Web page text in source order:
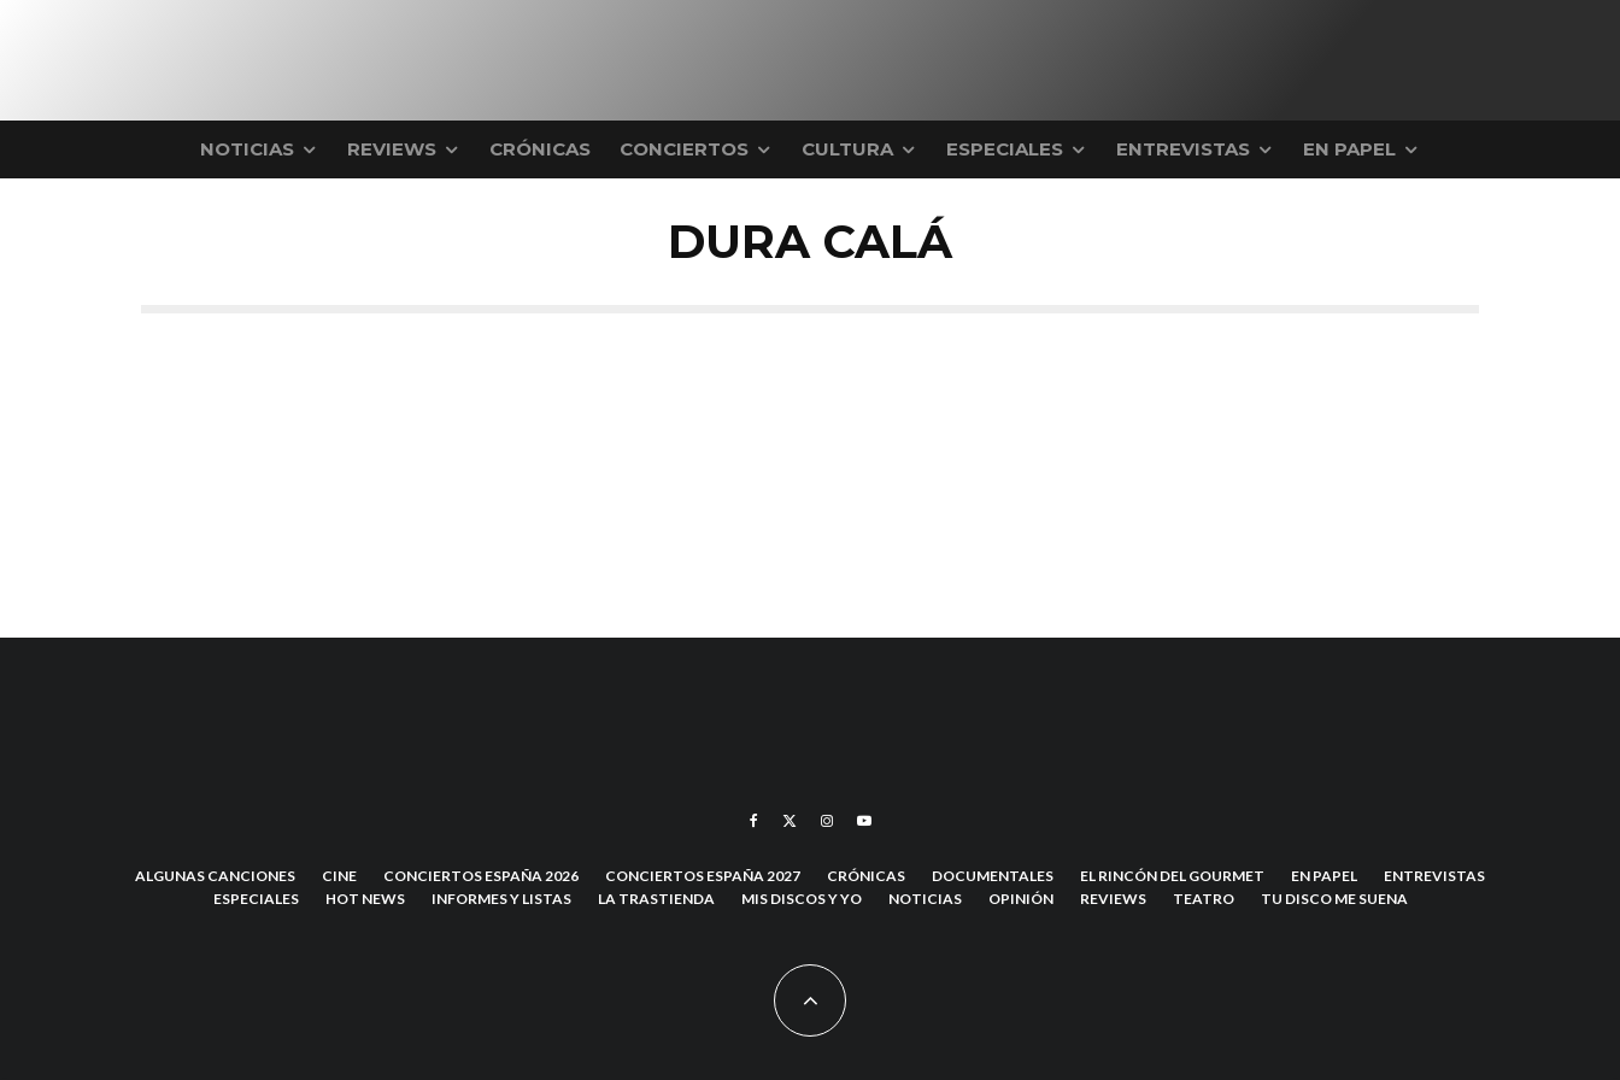
NOTICIAS REVIEWS CRÓNICAS CONCIERTOS CULTURA ESPECIALES ENTREVISTAS EN PAPEL
DURA CALÁ
ALGUNAS CANCIONES CINE CONCIERTOS ESPAÑA 2026 CONCIERTOS ESPAÑA 2027 CRÓNICAS DOCUMENTALES EL RINCÓN DEL GOURMET EN PAPEL
ENTREVISTAS
ESPECIALES
HOT NEWS INFORMES Y LISTAS LA TRASTIENDA MIS DISCOS Y YO NOTICIAS OPINIÓN REVIEWS TEATRO TU DISCO ME SUENA